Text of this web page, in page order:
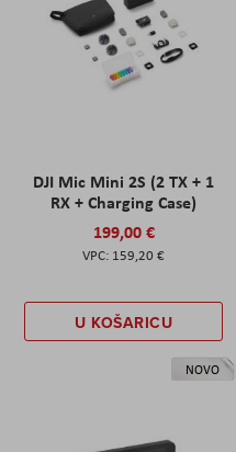
DJI Mic Mini 2S (2 TX + 1
RX + Charging Case)
199,00 €
159,20 €
U KOŠARICU
NOVO